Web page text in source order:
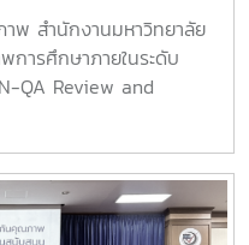
สำนักงานมหาวิทยาลัย
ารศึกษาภายในระดับ
QA Review and
โดยได้รับเกียรติจาก รอง
ศ สัมฤทธิ์สกุล เป็นประธาน
าสตราจารย์ ดร.ปรีดา ศรี
อบรมครั้งนี้ได้รับเกียรติจาก